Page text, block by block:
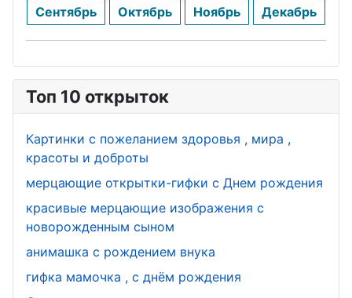
Сентябрь
Октябрь Ноябрь Декабрь
Топ 10 открыток
Картинки с пожеланием здоровья , мира ,
красоты и доброты
мерцающие открытки-гифки с Днем рождения
красивые мерцающие изображения с
новорожденным сыном
анимашка с рождением внука
гифка мамочка , с днём рождения